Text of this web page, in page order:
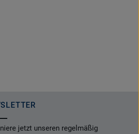
jetzt unseren regelmäßig